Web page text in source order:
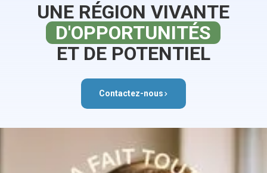
UNE RÉGION VIVANTE
D'OPPORTUNITÉS
ET DE POTENTIEL
Contactez-nous